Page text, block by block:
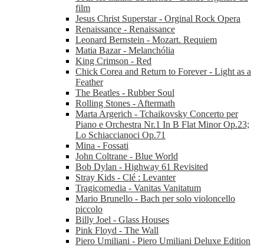
film
Jesus Christ Superstar - Orginal Rock Opera
Renaissance - Renaissance
Leonard Bernstein - Mozart. Requiem
Matia Bazar - Melanchólia
King Crimson - Red
Chick Corea and Return to Forever - Light as a
Feather
The Beatles - Rubber Soul
Rolling Stones - Aftermath
Marta Argerich - Tchaikovsky Concerto per
Piano e Orchestra Nr.1 In B Flat Minor Op.23;
Lo Schiaccianoci Op.71
Mina - Fossati
John Coltrane - Blue World
Bob Dylan - Highway 61 Revisited
Stray Kids - Clé : Levanter
Tragicomedia - Vanitas Vanitatum
Mario Brunello - Bach per solo violoncello
piccolo
Billy Joel - Glass Houses
Pink Floyd - The Wall
Piero Umiliani - Piero Umiliani Deluxe Edition